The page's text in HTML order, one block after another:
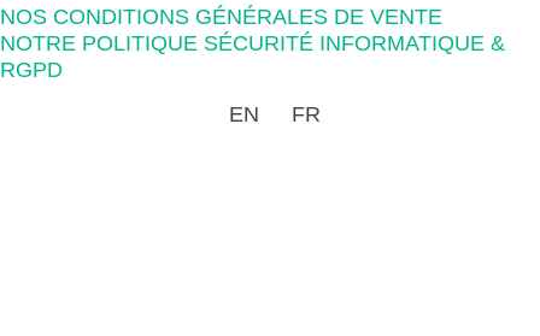
NOS CONDITIONS GÉNÉRALES DE VENTE
NOTRE POLITIQUE SÉCURITÉ INFORMATIQUE &
RGPD
EN
FR